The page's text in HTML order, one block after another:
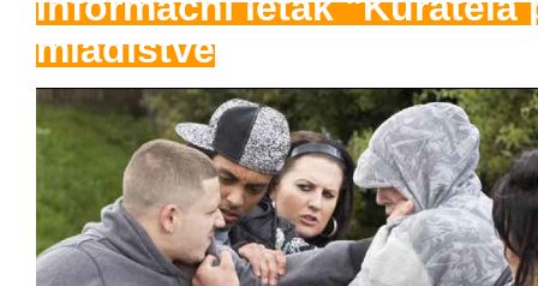
mladistvé